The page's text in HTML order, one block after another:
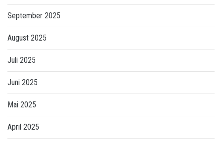
September 2025
August 2025
Juli 2025
Juni 2025
Mai 2025
April 2025